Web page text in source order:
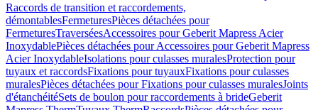
Raccords de transition et raccordements,
démontablesFermeturesPièces détachées pour
FermeturesTraverséesAccessoires pour Geberit Mapress Acier
InoxydablePièces détachées pour Accessoires pour Geberit Mapress
Acier InoxydableIsolations pour culasses muralesProtection pour
tuyaux et raccordsFixations pour tuyauxFixations pour culasses
muralesPièces détachées pour Fixations pour culasses muralesJoints
d'étanchéitéSets de boulon pour raccordements à brideGeberit